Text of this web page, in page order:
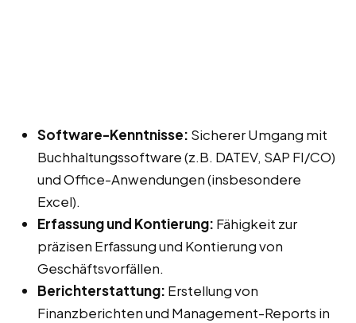
Software-Kenntnisse: Sicherer Umgang mit
Buchhaltungssoftware (z.B. DATEV, SAP FI/CO)
und Office-Anwendungen (insbesondere
Excel).
Erfassung und Kontierung: Fähigkeit zur
präzisen Erfassung und Kontierung von
Geschäftsvorfällen.
Berichterstattung: Erstellung von
Finanzberichten und Management-Reports in